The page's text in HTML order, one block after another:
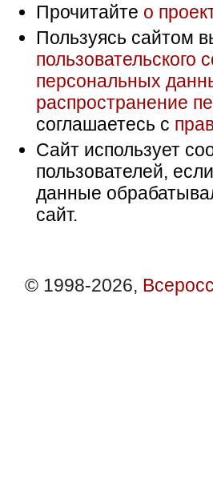
Прочитайте о
Пользуясь сайтом
пользовательского
персональных
распространение
соглашаетесь с
Сайт использует
пользователей,
данные
сайт.
© 1998-2026,